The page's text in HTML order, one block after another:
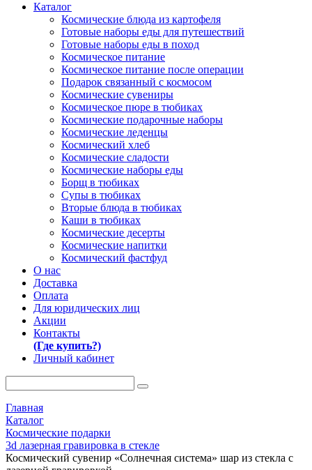
Каталог
Космические блюда из картофеля
Готовые наборы еды для путешествий
Готовые наборы еды в поход
Космическое питание
Космическое питание после операции
Подарок связанный с космосом
Космические сувениры
Космическое пюре в тюбиках
Космические подарочные наборы
Космические леденцы
Космический хлеб
Космические сладости
Космические наборы еды
Борщ в тюбиках
Супы в тюбиках
Вторые блюда в тюбиках
Каши в тюбиках
Космические десерты
Космические напитки
Космический фастфуд
О нас
Доставка
Оплата
Для юридических лиц
Акции
Контакты
(Где купить?)
Личный кабинет
Главная
Каталог
Космические подарки
3d лазерная гравировка в стекле
Космический сувенир «Солнечная система» шар из стекла с